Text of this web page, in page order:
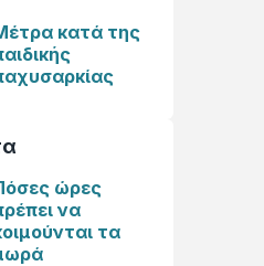
κατά της
ώρες
να
τα